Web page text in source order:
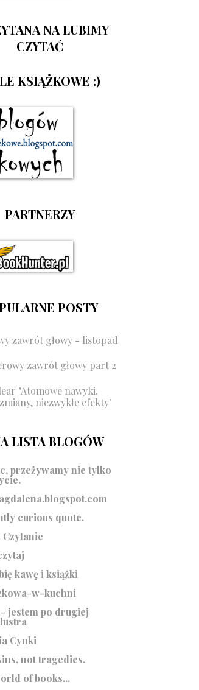
NA LUBIMY
CZYTAĆ
KSIĄŻKOWE :)
PARTNERZY
POSTY
zawrót głowy - listopad
zawrót głowy part 2
"Atomowe nawyki.
niezwykłe efekty"
LISTA BLOGÓW
przeżywamy nie tylko
curious quote.
Czytanie
kawę i książki
w-kuchni
jestem po drugiej
Cynki
not tragedies.
of books...